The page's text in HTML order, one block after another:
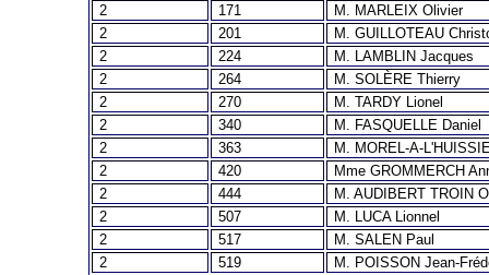
2
171
M. MARLEIX Olivier
2
201
M. GUILLOTEAU
2
224
M. LAMBLIN Jacques
2
264
M. SOLÈRE Thierry
2
270
M. TARDY Lionel
2
340
M. FASQUELLE Daniel
2
363
M. MOREL-A-
2
420
Mme GROMMERCH
2
444
M. AUDIBERT TROIN
2
507
M. LUCA Lionnel
2
517
M. SALEN Paul
2
519
M. POISSON Jean-